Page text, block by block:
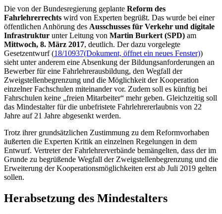
Die von der Bundesregierung geplante Reform des
Fahrlehrerrechts wird von Experten begrüßt. Das wurde bei einer
öffentlichen Anhörung des Ausschusses für Verkehr und digitale
Infrastruktur unter Leitung von Martin Burkert (SPD) am
Mittwoch, 8. März 2017, deutlich. Der dazu vorgelegte
Gesetzentwurf (18/10937(Dokument, öffnet ein neues Fenster))
sieht unter anderem eine Absenkung der Bildungsanforderungen an
Bewerber für eine Fahrlehrerausbildung, den Wegfall der
Zweigstellenbegrenzung und die Möglichkeit der Kooperation
einzelner Fachschulen miteinander vor. Zudem soll es künftig bei
Fahrschulen keine „freien Mitarbeiter“ mehr geben. Gleichzeitig soll
das Mindestalter für die unbefristete Fahrlehrererlaubnis von 22
Jahre auf 21 Jahre abgesenkt werden.
Trotz ihrer grundsätzlichen Zustimmung zu dem Reformvorhaben
äußerten die Experten Kritik an einzelnen Regelungen in dem
Entwurf. Vertreter der Fahrlehrerverbände bemängelten, dass der im
Grunde zu begrüßende Wegfall der Zweigstellenbegrenzung und die
Erweiterung der Kooperationsmöglichkeiten erst ab Juli 2019 gelten
sollen.
Herabsetzung des Mindestalters